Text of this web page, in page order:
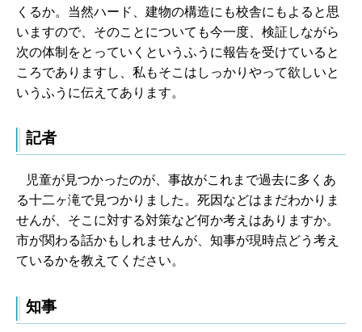
くるか。当然ハード、建物の構造にも校舎にもよると思
いますので、そのことについても今一度、検証しながら
次の体制をとっていくというふうに報告を受けていると
ころでありますし、私もそこはしっかりやって欲しいと
いうふうに伝えてあります。
記者
児童が見つかったのが、事故がこれまで過去に多くあ
る十二ヶ滝で見つかりました。死因などはまだわかりま
せんが、そこに対する対策など何か考えはありますか。
市が関わる話かもしれませんが、知事が現時点どう考え
ているかを教えてください。
知事